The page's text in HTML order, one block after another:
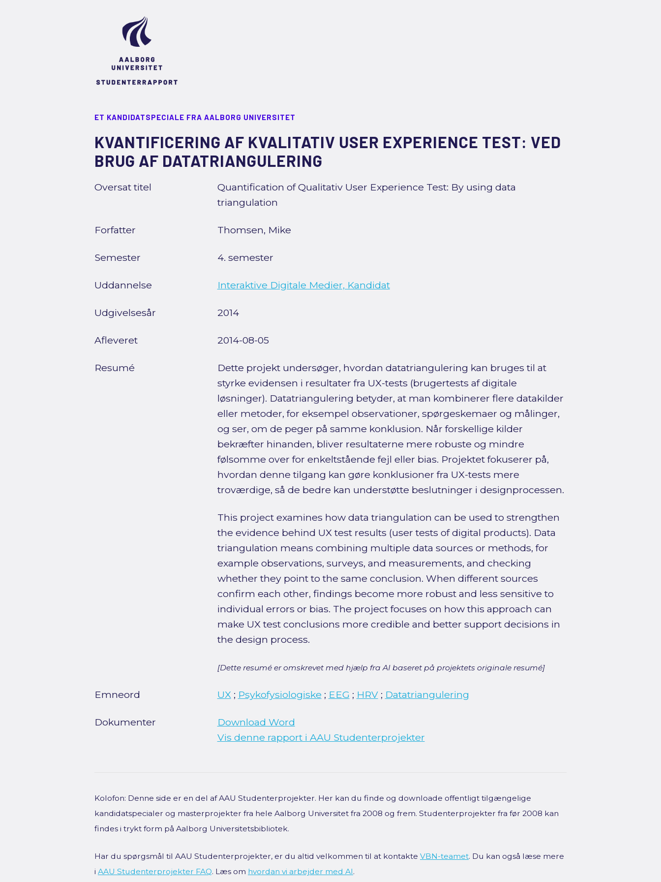
ET KANDIDATSPECIALE FRA AALBORG UNIVERSITET
KVANTIFICERING AF KVALITATIV USER EXPERIENCE TEST: VED
BRUG AF DATATRIANGULERING
Oversat titel
Quantification of Qualitativ User Experience Test: By using data
triangulation
Forfatter Thomsen, Mike
Semester 4. semester
Uddannelse Interaktive Digitale Medier, Kandidat
Udgivelsesår 2014
Afleveret 2014-08-05
Resumé
Dette projekt undersøger, hvordan datatriangulering kan bruges til at
styrke evidensen i resultater fra UX-tests (brugertests af digitale
løsninger). Datatriangulering betyder, at man kombinerer flere datakilder
eller metoder, for eksempel observationer, spørgeskemaer og målinger,
og ser, om de peger på samme konklusion. Når forskellige kilder
bekræfter hinanden, bliver resultaterne mere robuste og mindre
følsomme over for enkeltstående fejl eller bias. Projektet fokuserer på,
hvordan denne tilgang kan gøre konklusioner fra UX-tests mere
troværdige, så de bedre kan understøtte beslutninger i designprocessen.
This project examines how data triangulation can be used to strengthen
the evidence behind UX test results (user tests of digital products). Data
triangulation means combining multiple data sources or methods, for
example observations, surveys, and measurements, and checking
whether they point to the same conclusion. When different sources
confirm each other, findings become more robust and less sensitive to
individual errors or bias. The project focuses on how this approach can
make UX test conclusions more credible and better support decisions in
the design process.
[Dette resumé er omskrevet med hjælp fra AI baseret på projektets originale resumé]
Emneord UX; Psykofysiologiske ; EEG ; HRV; Datatriangulering
Dokumenter
Download Word
Vis denne rapport i AAU Studenterprojekter
Kolofon: Denne side er en del af AAU Studenterprojekter. Her kan du finde og downloade offentligt tilgængelige
kandidatspecialer og masterprojekter fra hele Aalborg Universitet fra 2008 og frem. Studenterprojekter fra før 2008 kan
findes i trykt form på Aalborg Universitetsbibliotek.
Har du spørgsmål til AAU Studenterprojekter, er du altid velkommen til at kontakte VBN-teamet. Du kan også læse mere
i AAU Studenterprojekter FAQ. Læs om hvordan vi arbejder med AI.